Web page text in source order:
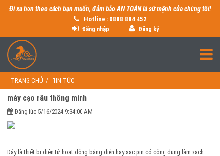
Đi xa hơn theo cách bạn muốn, đảm bảo AN TOÀN là sứ mệnh của chúng tôi!
Hotline : 0888 884 452
Đăng nhập Đăng ký
TRANG CHỦ TIN TỨC
máy cạo râu thông minh
Đăng lúc 5/16/2024 9:34:00 AM
Đây là thiết bị điện tử hoạt động bằng điện hay sạc pin có công dụng làm sạch